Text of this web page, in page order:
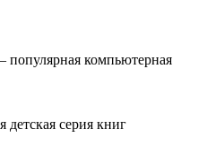
компьютерная
серия книг